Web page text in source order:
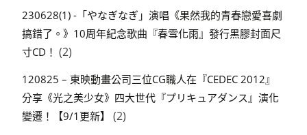
230628(1) -「やなぎなぎ」演唱《果然我的青春戀愛喜劇
搞錯了。》10周年紀念歌曲『春雪化雨』發行黑膠封面尺
寸CD！ (2)
120825 – 東映動畫公司三位CG職人在『CEDEC 2012』
分享《光之美少女》四大世代『プリキュアダンス』演化
變遷！【9/1更新】
(2)